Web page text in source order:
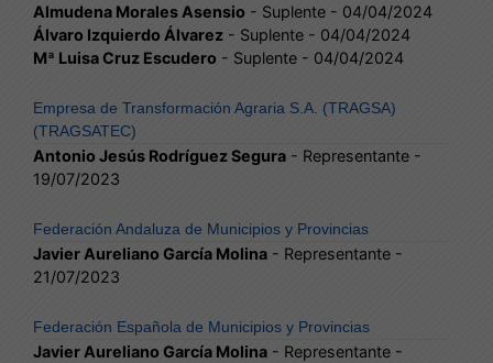
Almudena Morales Asensio - Suplente - 04/04/2024
Álvaro Izquierdo Álvarez - Suplente - 04/04/2024
Mª Luisa Cruz Escudero - Suplente - 04/04/2024
Empresa de Transformación Agraria S.A. (TRAGSA)
(TRAGSATEC)
Antonio Jesús Rodríguez Segura - Representante -
19/07/2023
Federación Andaluza de Municipios y Provincias
Javier Aureliano García Molina - Representante -
21/07/2023
Federación Española de Municipios y Provincias
Javier Aureliano García Molina - Representante -